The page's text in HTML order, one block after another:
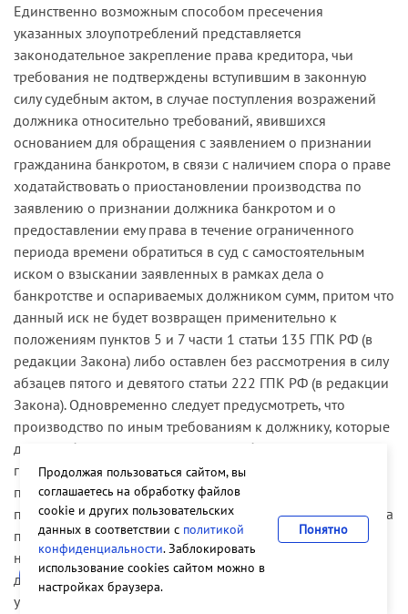
Единственно возможным способом пресечения
указанных злоупотреблений представляется
законодательное закрепление права кредитора, чьи
требования не подтверждены вступившим в законную
силу судебным актом, в случае поступления возражений
должника относительно требований, явившихся
основанием для обращения с заявлением о признании
гражданина банкротом, в связи с наличием спора о праве
ходатайствовать о приостановлении производства по
заявлению о признании должника банкротом и о
предоставлении ему права в течение ограниченного
периода времени обратиться в суд с самостоятельным
иском о взыскании заявленных в рамках дела о
банкротстве и оспариваемых должником сумм, притом что
данный иск не будет возвращен применительно к
положениям пунктов 5 и 7 части 1 статьи 135 ГПК РФ (в
редакции Закона) либо оставлен без рассмотрения в силу
абзацев пятого и девятого статьи 222 ГПК РФ (в редакции
Закона). Одновременно следует предусмотреть, что
производство по иным требованиям к должнику, которые
должны быть рассмотрены в деле о банкротстве
гражданина, предъявленные в суд, принимаются к
производству, однако производство по ним
приостанавливается применительно к положениям абзаца
пятого статьи 215 ГПК РФ, а в случае признания
необоснованным заявления кредитора о признании
должника банкротом (по любому из оснований,
установленных пунктом 2 статьи 213.6 Закона о
Продолжая пользоваться сайтом, вы
соглашаетесь на обработку файлов
cookie и других пользовательских
данных в соответствии с политикой
конфиденциальности. Заблокировать
использование cookies сайтом можно в
настройках браузера.
Понятно